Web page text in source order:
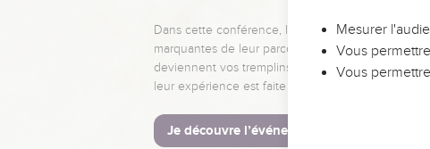
Dans cette conférence, leaders, entrepreneurs, et
marquantes de leur parcours et les clés pour
deviennent vos tremplins. Que vous guidiez un
leur expérience est faite pour vous.
Je découvre l’événement
Mesurer
Vous
Vous